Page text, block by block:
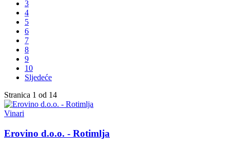
3
4
5
6
7
8
9
10
Sljedeće
Stranica 1 od 14
Vinari
Erovino d.o.o. - Rotimlja